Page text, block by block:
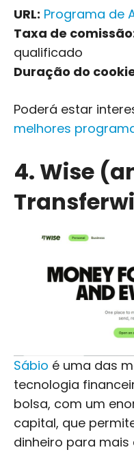
URL: Programa de
Taxa de
qualificado
Duração do
Poderá estar
melhores
4. Wise
Sábio é uma das
tecnologia
bolsa, com um
capital, que
dinheiro para